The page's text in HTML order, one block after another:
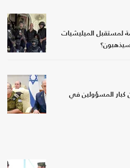
لمستقبل الميليشيات
إيران.. إقالة 2 من كبار المسؤولين في